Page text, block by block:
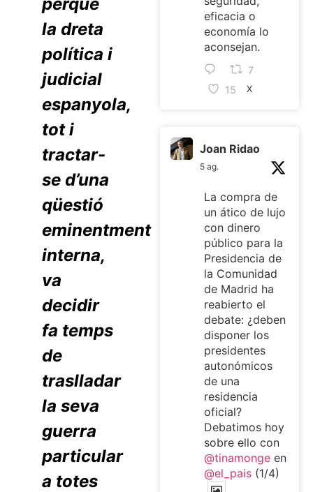
la dreta
política i
judicial
espanyola,
tot i
tractar-
se d’una
qüestió
eminentment
interna,
va
decidir
fa temps
de
traslladar
la seva
guerra
particular
a totes
eficacia o
economía lo
aconsejan.
7
15
X
Joan Ridao
5 ag.
La compra de
un ático de lujo
con dinero
público para la
Presidencia de
la Comunidad
de Madrid ha
reabierto el
debate: ¿deben
disponer los
presidentes
autonómicos
de una
residencia
oficial?
Debatimos hoy
sobre ello con
@tinamongeen
@el_pais(1/4)